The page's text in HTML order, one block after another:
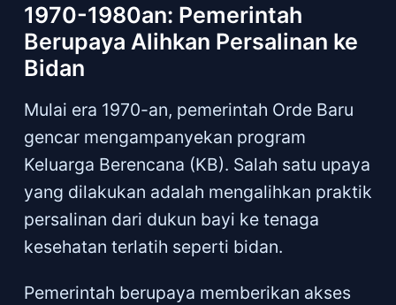
1970-1980an: Pemerintah
Berupaya Alihkan Persalinan ke
Bidan
Mulai era 1970-an, pemerintah Orde Baru
gencar mengampanyekan program
Keluarga Berencana (KB). Salah satu upaya
yang dilakukan adalah mengalihkan praktik
persalinan dari dukun bayi ke tenaga
kesehatan terlatih seperti bidan.
Pemerintah berupaya memberikan akses